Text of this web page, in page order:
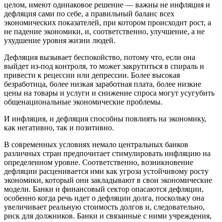
целом, имеют одинаковое решение — важны не инфляция и
дефляция сами по себе, а правильный баланс всех
экономических показателей, при котором происходит рост, а
не падение экономики, и, соответственно, улучшение, а не
ухудшение уровня жизни людей.
Дефляция вызывает беспокойство, потому что, если она
выйдет из-под контроля, то может закрутиться в спираль и
привести к рецессии или депрессии. Более высокая
безработица, более низкая заработная плата, более низкие
цены на товары и услуги и снижение спроса могут усугубить
общенациональные экономические проблемы.
И инфляция, и дефляция способны повлиять на экономику,
как негативно, так и позитивно.
В современных условиях немало центральных банков
различных стран предпочитает стимулировать инфляцию на
определенном уровне. Соответственно, возникновение
дефляции расценивается ими как угроза устойчивому росту
экономики, который они закладывают в свои экономические
модели. Банки и финансовый сектор опасаются дефляции,
особенно когда речь идет о дефляции долга, поскольку она
увеличивает реальную стоимость долгов и, следовательно,
риск для должников. Банки и связанные с ними учреждения,